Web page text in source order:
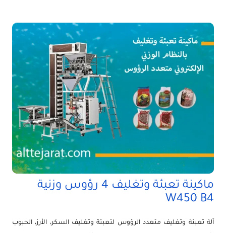
ماكينة تعبئة وتغليف 4 رؤوس وزنية
W450 B4
آلة تعبئة وتغليف متعدد الرؤوس لتعبئة وتغليف السكر، الأرز، الحبوب